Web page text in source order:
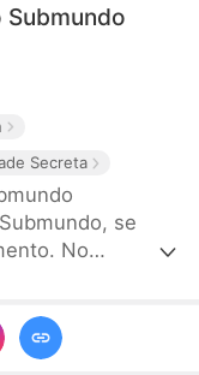
Submundo
Secreta
se
No
rachas na rua.
pai, enfrenta